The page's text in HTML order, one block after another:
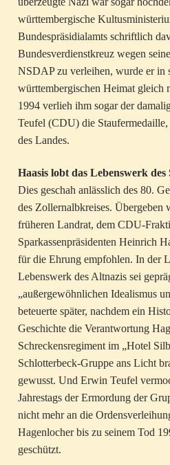
württembergische
Bundespräsidialamts schriftlich
Bundesverdienstkreuz wegen
NSDAP zu verleihen, wurde er in
württembergischen Heimat gleich
1994 verlieh ihm sogar der
Teufel (CDU) die
des Landes.
Haasis lobt das Lebenswerk des
Dies geschah anlässlich des 80.
des Zollernalbkreises. Übergeben
früheren Landrat, dem CDU-
Sparkassenpräsidenten Heinrich
für die Ehrung empfohlen. In der
Lebenswerk des Altnazis sei
„außergewöhnlichen Idealismus
beteuerte später, nachdem ein
Geschichte die Verantwortung
Schreckensregiment im „Hotel
Schlotterbeck-Gruppe ans Licht
gewusst. Und Erwin Teufel
Jahrestags der Ermordung der
nicht mehr an die
Hagenlocher bis zu seinem Tod
geschützt.